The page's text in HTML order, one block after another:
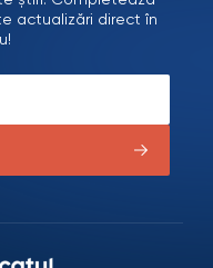
actualizări direct în